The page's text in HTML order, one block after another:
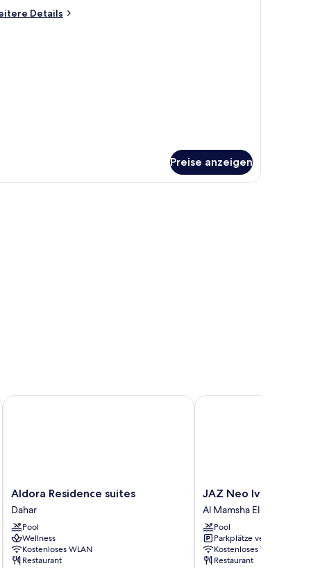
Details
Preise anzeigen
Aldora
Residence
suites
Dahar
Aldora Residence suites
Dahar
Pool
Wellness
Kostenloses WLAN
Restaurant
Aldora Residence suites
JAZ
Neo
Ivory
Al
Mamsha
El
JAZ Neo Ivory
Al Mamsha El Seyahi
Pool
Parkplätze verfügbar
Kostenloses WLAN
Restaurant
JAZ Neo Ivory